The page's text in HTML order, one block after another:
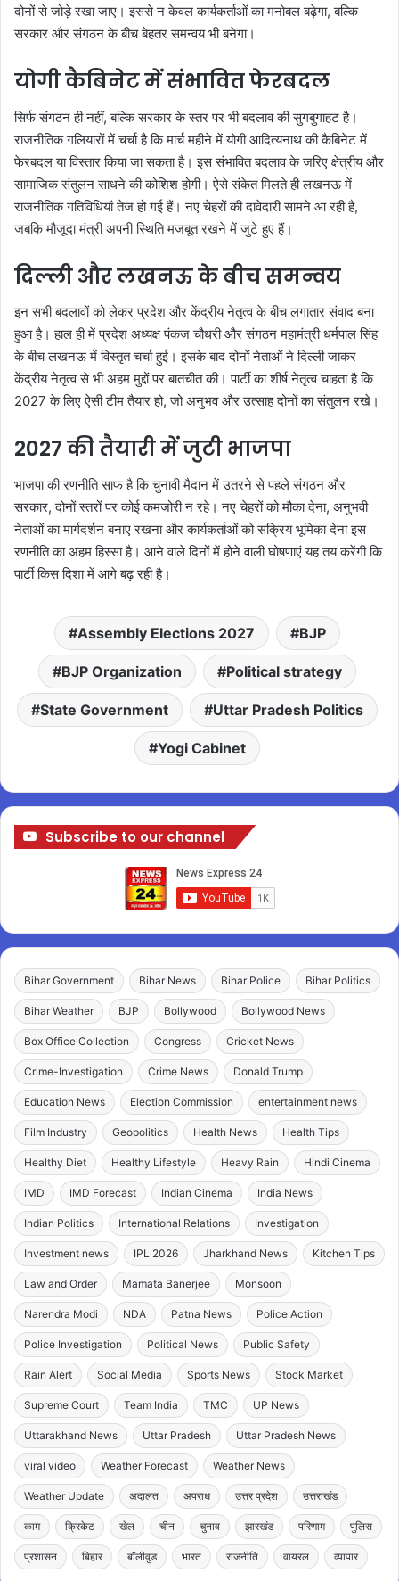
दोनों से जोड़े रखा जाए। इससे न केवल कार्यकर्ताओं का मनोबल बढ़ेगा, बल्कि
सरकार और संगठन के बीच बेहतर समन्वय भी बनेगा।
योगी कैबिनेट में संभावित फेरबदल
सिर्फ संगठन ही नहीं, बल्कि सरकार के स्तर पर भी बदलाव की सुगबुगाहट है।
राजनीतिक गलियारों में चर्चा है कि मार्च महीने में योगी आदित्यनाथ की कैबिनेट में
फेरबदल या विस्तार किया जा सकता है। इस संभावित बदलाव के जरिए क्षेत्रीय और
सामाजिक संतुलन साधने की कोशिश होगी। ऐसे संकेत मिलते ही लखनऊ में
राजनीतिक गतिविधियां तेज हो गई हैं। नए चेहरों की दावेदारी सामने आ रही है,
जबकि मौजूदा मंत्री अपनी स्थिति मजबूत रखने में जुटे हुए हैं।
दिल्ली और लखनऊ के बीच समन्वय
इन सभी बदलावों को लेकर प्रदेश और केंद्रीय नेतृत्व के बीच लगातार संवाद बना
हुआ है। हाल ही में प्रदेश अध्यक्ष पंकज चौधरी और संगठन महामंत्री धर्मपाल सिंह
के बीच लखनऊ में विस्तृत चर्चा हुई। इसके बाद दोनों नेताओं ने दिल्ली जाकर
केंद्रीय नेतृत्व से भी अहम मुद्दों पर बातचीत की। पार्टी का शीर्ष नेतृत्व चाहता है कि
2027 के लिए ऐसी टीम तैयार हो, जो अनुभव और उत्साह दोनों का संतुलन रखे।
2027 की तैयारी में जुटी भाजपा
भाजपा की रणनीति साफ है कि चुनावी मैदान में उतरने से पहले संगठन और
सरकार, दोनों स्तरों पर कोई कमजोरी न रहे। नए चेहरों को मौका देना, अनुभवी
नेताओं का मार्गदर्शन बनाए रखना और कार्यकर्ताओं को सक्रिय भूमिका देना इस
रणनीति का अहम हिस्सा है। आने वाले दिनों में होने वाली घोषणाएं यह तय करेंगी कि
पार्टी किस दिशा में आगे बढ़ रही है।
Assembly Elections 2027 BJP
BJP Organization Political strategy
State Government Uttar Pradesh Politics
Yogi Cabinet
Subscribe to our channel
Bihar Government Bihar News Bihar Police Bihar Politics
Bihar Weather BJP Bollywood Bollywood News
Box Office Collection Congress Cricket News
Crime-Investigation Crime News Donald Trump
Education News Election Commission entertainment news
Film Industry Geopolitics Health News Health Tips
Healthy Diet Healthy Lifestyle Heavy Rain Hindi Cinema
IMD IMD Forecast Indian Cinema India News
Indian Politics International Relations Investigation
Investment news IPL 2026 Jharkhand News Kitchen Tips
Law and Order Mamata Banerjee Monsoon
Narendra Modi NDA Patna News Police Action
Police Investigation Political News Public Safety
Rain Alert Social Media Sports News Stock Market
Supreme Court Team India TMC UP News
Uttarakhand News Uttar Pradesh Uttar Pradesh News
viral video Weather Forecast Weather News
Weather Update अदालत अपराध उत्तर प्रदेश उत्तराखंड
काम क्रिकेट खेल चीन चुनाव झारखंड परिणाम पुलिस
प्रशासन बिहार बॉलीवुड भारत राजनीति वायरल व्यापार